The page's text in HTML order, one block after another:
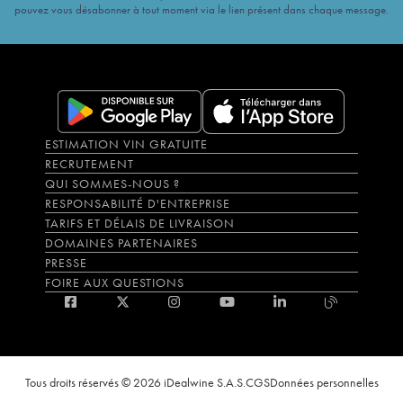
pouvez vous désabonner à tout moment via le lien présent dans chaque message.
ESTIMATION VIN GRATUITE
RECRUTEMENT
QUI SOMMES-NOUS ?
RESPONSABILITÉ D'ENTREPRISE
TARIFS ET DÉLAIS DE LIVRAISON
DOMAINES PARTENAIRES
PRESSE
FOIRE AUX QUESTIONS
Tous droits réservés © 2026 iDealwine S.A.S.CGSDonnées personnelles